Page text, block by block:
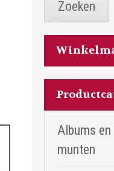
Zoeken
Albums
munten